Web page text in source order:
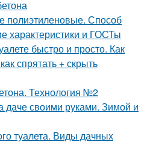
полиэтиленовые. Способ
характеристики и ГОСТы
быстро и просто. Как
спрятать + скрыть
Технология №2
даче своими руками. Зимой и
туалета. Виды дачных